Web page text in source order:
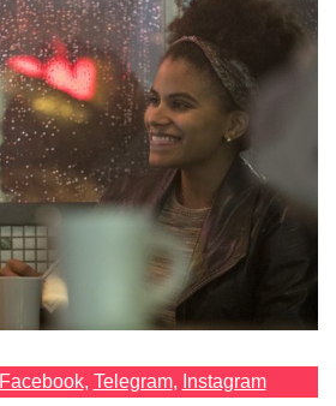
Facebook, Telegram, Instagram